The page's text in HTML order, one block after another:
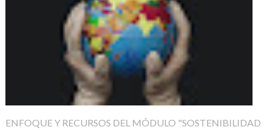
ENFOQUE Y RECURSOS DEL MÓDULO "SOSTENIBILIDAD